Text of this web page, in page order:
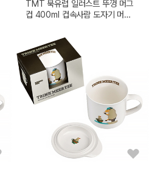
TMT 북유럽 일러스트 뚜껑 머그
컵 400ml 컵속사람 도자기 머그